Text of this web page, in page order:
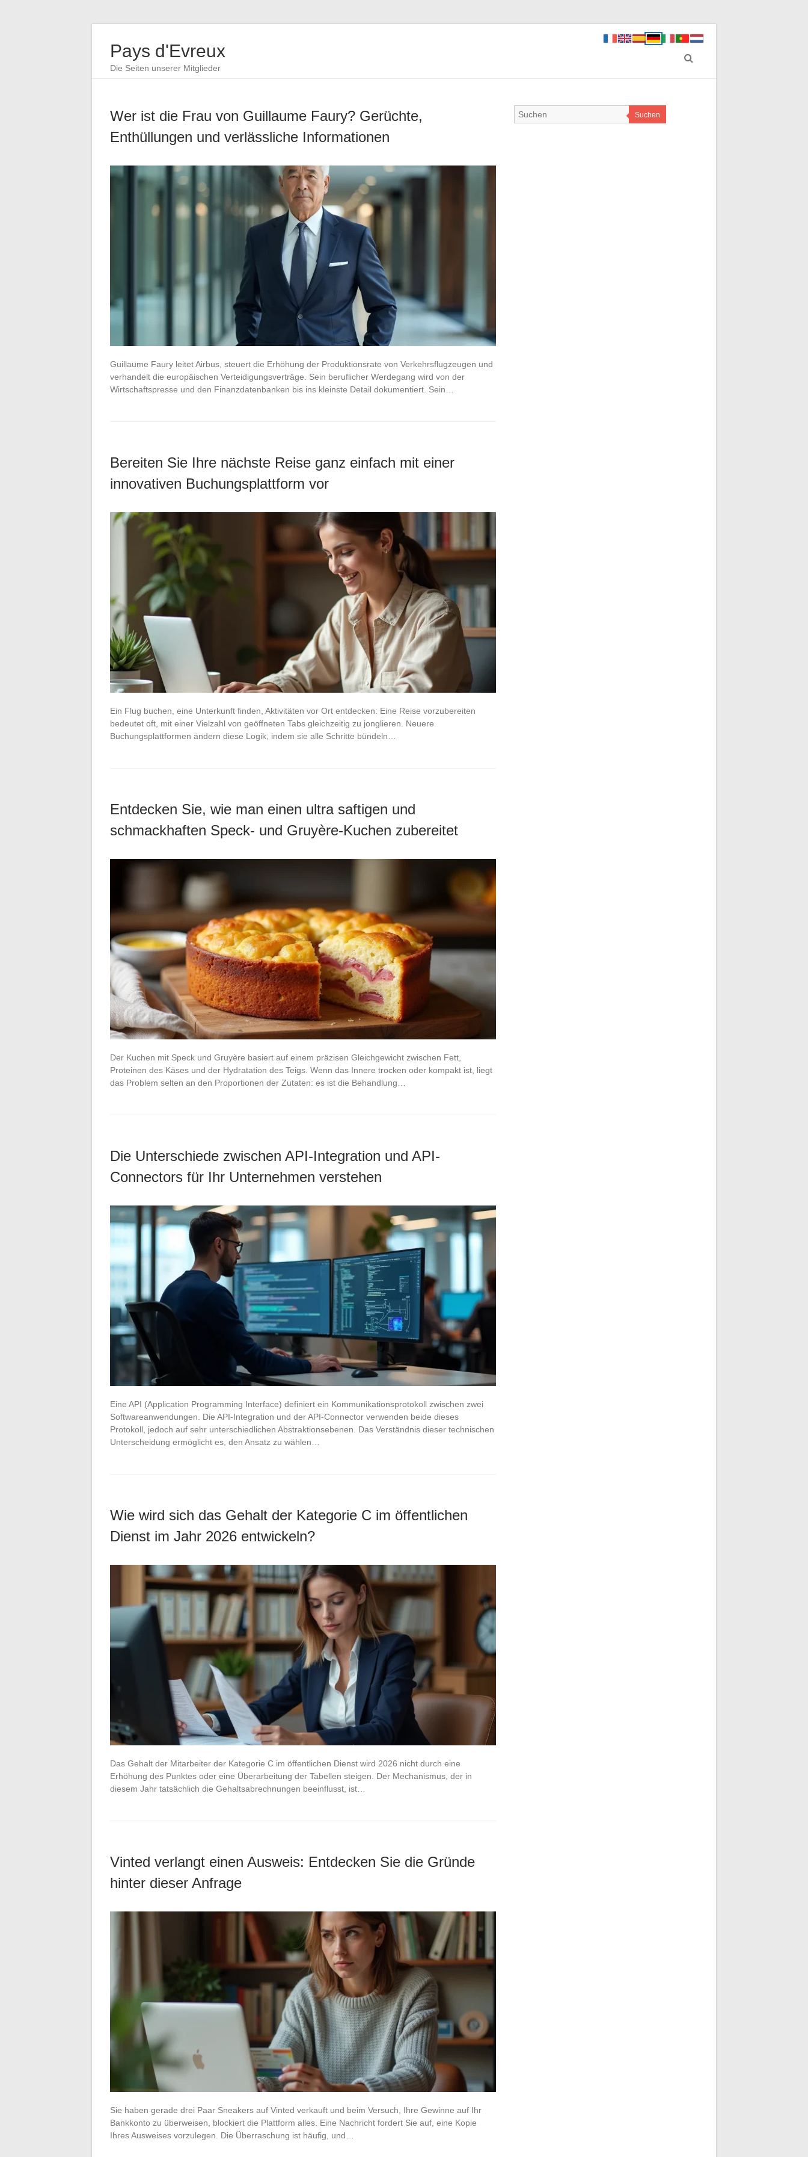
Pays d'Evreux
Die Seiten unserer Mitglieder
Wer ist die Frau von Guillaume Faury? Gerüchte,
Enthüllungen und verlässliche Informationen
Guillaume Faury leitet Airbus, steuert die Erhöhung der Produktionsrate von Verkehrsflugzeugen und
verhandelt die europäischen Verteidigungsverträge. Sein beruflicher Werdegang wird von der
Wirtschaftspresse und den Finanzdatenbanken bis ins kleinste Detail dokumentiert. Sein…
Bereiten Sie Ihre nächste Reise ganz einfach mit einer
innovativen Buchungsplattform vor
Ein Flug buchen, eine Unterkunft finden, Aktivitäten vor Ort entdecken: Eine Reise vorzubereiten
bedeutet oft, mit einer Vielzahl von geöffneten Tabs gleichzeitig zu jonglieren. Neuere
Buchungsplattformen ändern diese Logik, indem sie alle Schritte bündeln…
Entdecken Sie, wie man einen ultra saftigen und
schmackhaften Speck- und Gruyère-Kuchen zubereitet
Der Kuchen mit Speck und Gruyère basiert auf einem präzisen Gleichgewicht zwischen Fett,
Proteinen des Käses und der Hydratation des Teigs. Wenn das Innere trocken oder kompakt ist, liegt
das Problem selten an den Proportionen der Zutaten: es ist die Behandlung…
Die Unterschiede zwischen API-Integration und API-
Connectors für Ihr Unternehmen verstehen
Eine API (Application Programming Interface) definiert ein Kommunikationsprotokoll zwischen zwei
Softwareanwendungen. Die API-Integration und der API-Connector verwenden beide dieses
Protokoll, jedoch auf sehr unterschiedlichen Abstraktionsebenen. Das Verständnis dieser technischen
Unterscheidung ermöglicht es, den Ansatz zu wählen…
Wie wird sich das Gehalt der Kategorie C im öffentlichen
Dienst im Jahr 2026 entwickeln?
Das Gehalt der Mitarbeiter der Kategorie C im öffentlichen Dienst wird 2026 nicht durch eine
Erhöhung des Punktes oder eine Überarbeitung der Tabellen steigen. Der Mechanismus, der in
diesem Jahr tatsächlich die Gehaltsabrechnungen beeinflusst, ist…
Vinted verlangt einen Ausweis: Entdecken Sie die Gründe
hinter dieser Anfrage
Sie haben gerade drei Paar Sneakers auf Vinted verkauft und beim Versuch, Ihre Gewinne auf Ihr
Bankkonto zu überweisen, blockiert die Plattform alles. Eine Nachricht fordert Sie auf, eine Kopie
Ihres Ausweises vorzulegen. Die Überraschung ist häufig, und…
Suchen